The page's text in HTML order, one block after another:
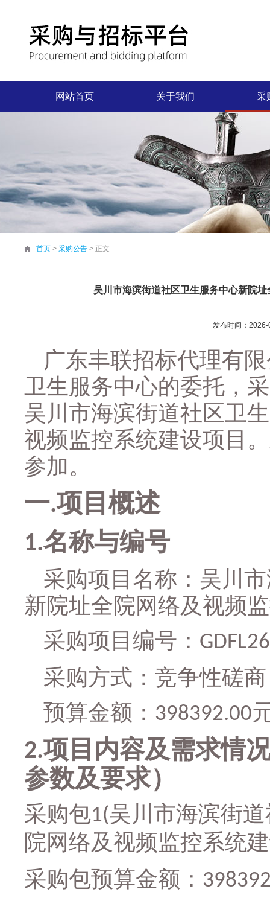
网站首页 关于我们 采
首页 > 采购公告 > 正文
吴川市海滨街道社区卫生服务中心新院
发布时间：
广东丰联招标代理有
卫生服务中心的委托，
吴川市海滨街道社区卫
视频监控系统建设项目
参加。
一.项目概述
1.名称与编号
采购项目名称： 吴川
新院址全院网络及视频
采购项目编号：
采购方式：竞争性磋商
预算金额： 398392.00
2.项目内容及需求情
参数及要求）
采购包1(吴川市海滨街
院网络及视频监控系统
采购包预算金额：